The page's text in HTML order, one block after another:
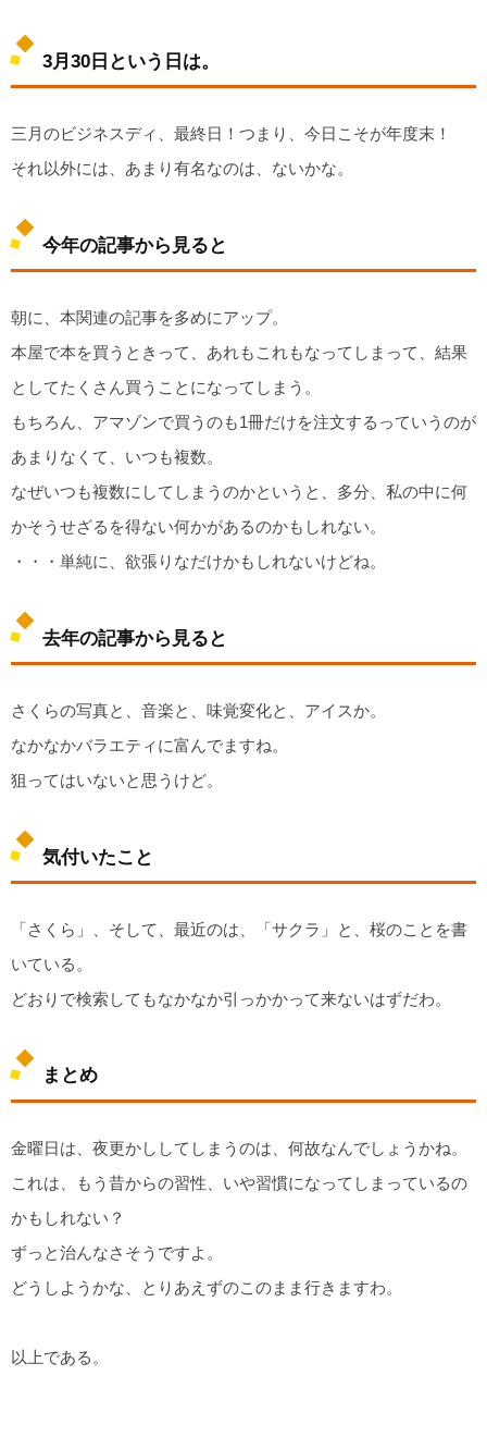
3月30日という日は。
三月のビジネスディ、最終日！つまり、今日こそが年度末！
それ以外には、あまり有名なのは、ないかな。
今年の記事から見ると
朝に、本関連の記事を多めにアップ。
本屋で本を買うときって、あれもこれもなってしまって、結果
としてたくさん買うことになってしまう。
もちろん、アマゾンで買うのも1冊だけを注文するっていうのが
あまりなくて、いつも複数。
なぜいつも複数にしてしまうのかというと、多分、私の中に何
かそうせざるを得ない何かがあるのかもしれない。
・・・単純に、欲張りなだけかもしれないけどね。
去年の記事から見ると
さくらの写真と、音楽と、味覚変化と、アイスか。
なかなかバラエティに富んでますね。
狙ってはいないと思うけど。
気付いたこと
「さくら」、そして、最近のは、「サクラ」と、桜のことを書
いている。
どおりで検索してもなかなか引っかかって来ないはずだわ。
まとめ
金曜日は、夜更かししてしまうのは、何故なんでしょうかね。
これは、もう昔からの習性、いや習慣になってしまっているの
かもしれない？
ずっと治んなさそうですよ。
どうしようかな、とりあえずのこのまま行きますわ。
以上である。